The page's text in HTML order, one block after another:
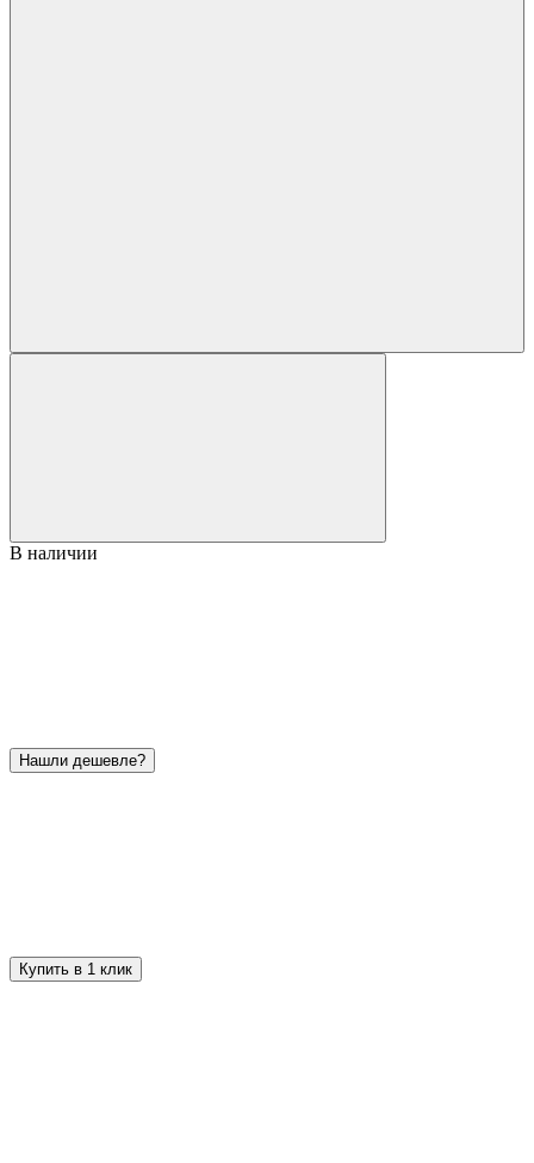
В наличии
Нашли дешевле?
Купить в 1 клик